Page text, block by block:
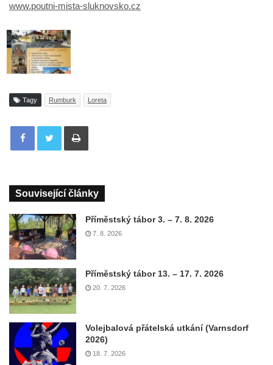
www.poutni-mista-sluknovsko.cz
Tagy Rumburk Loreta
Tisknout
Související články
Příměstský tábor 3. – 7. 8. 2026
7. 8. 2026
Příměstský tábor 13. – 17. 7. 2026
20. 7. 2026
Volejbalová přátelská utkání (Varnsdorf
2026)
18. 7. 2026